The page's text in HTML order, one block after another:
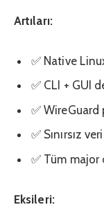
Artıları:
✅ Native
✅ CLI + GUI
✅
✅ Sınırsız veri
✅ Tüm major
Eksileri: